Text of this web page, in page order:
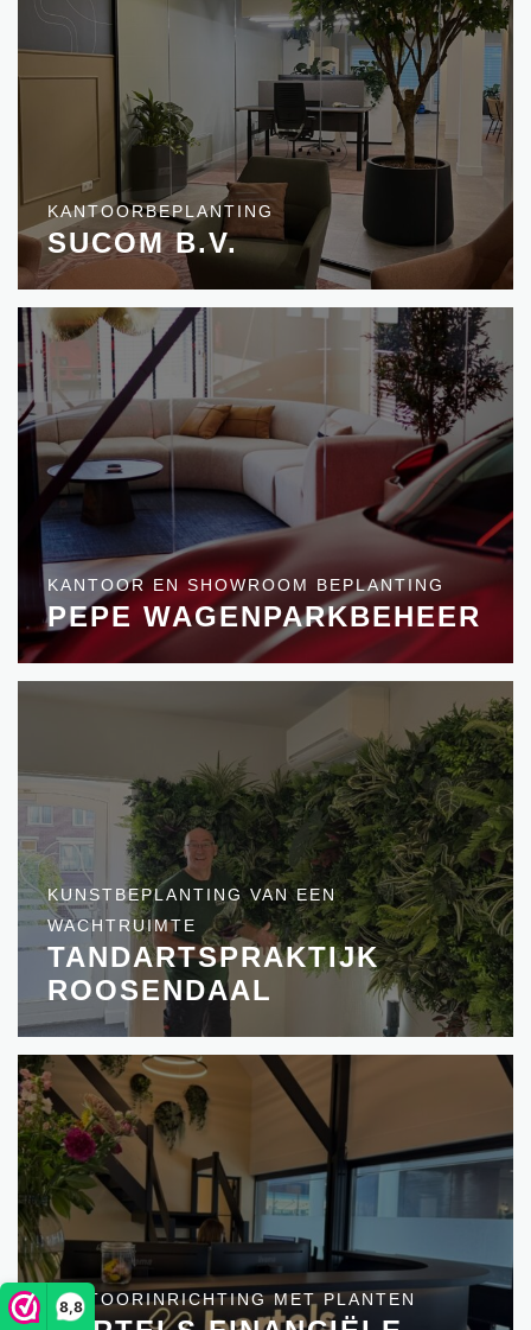
8,8
KANTOORBEPLANTING
SUCOM B.V.
KANTOOR EN SHOWROOM BEPLANTING
PEPE WAGENPARKBEHEER
KUNSTBEPLANTING VAN EEN
WACHTRUIMTE
TANDARTSPRAKTIJK
ROOSENDAAL
KANTOORINRICHTING MET PLANTEN